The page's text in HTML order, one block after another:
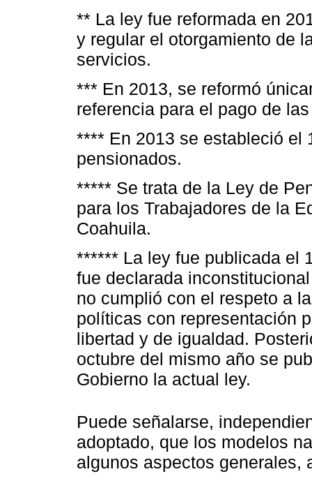
** La ley fue reformada en
y regular el otorgamiento de
servicios.
*** En 2013, se reformó
referencia para el pago de
**** En 2013 se estableció el
pensionados.
***** Se trata de la Ley de
para los Trabajadores de la
Coahuila.
****** La ley fue publicada el
fue declarada
no cumplió con el respeto a
políticas con representación
libertad y de igualdad.
octubre del mismo año se
Gobierno la actual ley.
Puede señalarse,
adoptado, que los modelos
algunos aspectos generales,